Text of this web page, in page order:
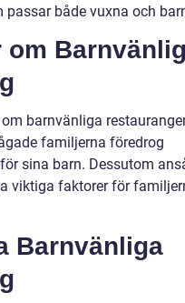
både vuxna och
barnvänliga
familjerna föredrog
sina barn. Dessutom
viktiga faktorer för
Barnvänliga